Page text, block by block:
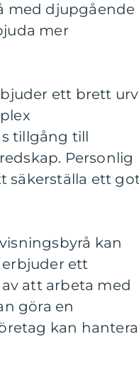
med djupgående
mer
ett brett
tillgång till
Personlig
säkerställa ett
kan
ett
att arbeta med
göra en
kan hantera